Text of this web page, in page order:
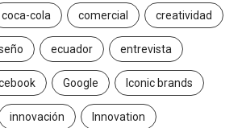
coca-cola comercial creatividad
ecuador entrevista
Google Iconic brands
innovación Innovation